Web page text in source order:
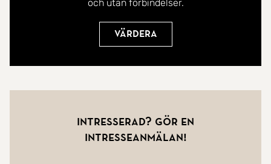
och utan förbindelser.
Värdera
Intresserad? Gör en
intresseanmälan!